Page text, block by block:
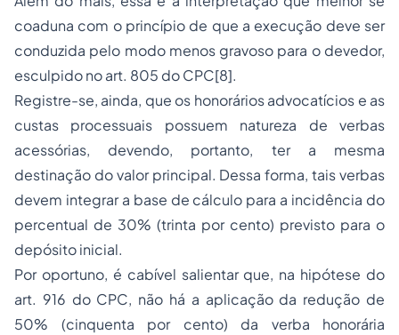
coaduna com o princípio de que a execução deve ser
conduzida pelo modo menos gravoso para o devedor,
esculpido no art. 805 do CPC[8].
Registre-se, ainda, que os honorários advocatícios e as
custas processuais possuem natureza de verbas
acessórias, devendo, portanto, ter a mesma
destinação do valor principal. Dessa forma, tais verbas
devem integrar a base de cálculo para a incidência do
percentual de 30% (trinta por cento) previsto para o
depósito inicial.
Por oportuno, é cabível salientar que, na hipótese do
art. 916 do CPC, não há a aplicação da redução de
50% (cinquenta por cento) da verba honorária